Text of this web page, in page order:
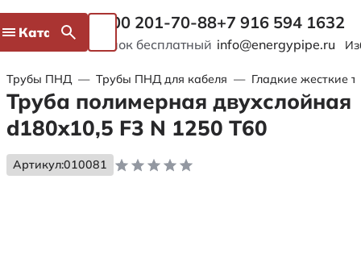
Каталог 8 800 201-70-88
Звонок бесплатный
+7 916 594 1632
info@energypipe.ru
Трубы ПНД — Трубы ПНД для кабеля — Гладкие жесткие
Труба полимерная двухслойная
d180x10,5 F3 N 1250 Т60
Артикул:010081